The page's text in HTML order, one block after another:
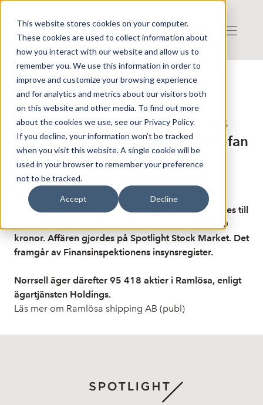
This website stores cookies on your computer.
These cookies are used to collect information about
how you interact with our website and allow us to
remember you. We use this information in order to
improve and customize your browsing experience
and for analytics and metrics about our visitors both
on this website and other media. To find out more
about the cookies we use, see our Privacy Policy.
If you decline, your information won’t be tracked
when you visit this website. A single cookie will be
used in your browser to remember your preference
not to be tracked.
Accept Decline
Publicerat: 2025-08-26 16:33:37
Detta är en nyhet från nyhetsbyrån FinwireDisclaimer
Finwire om Ramlösa shipping AB
(publ): Ramlösa Shippings vd Stefan
Norrsell gör ett mindre aktieköp
Ramlösa Shippings vd Stefan Norrsell har den 26
augusti köpt 1 800 aktier i bolaget. Aktierna köptes till
kursen 23,44 kronor per aktie, en affär på 42 200
kronor. Affären gjordes på Spotlight Stock Market. Det
framgår av Finansinspektionens insynsregister.
Norrsell äger därefter 95 418 aktier i Ramlösa, enligt
ägartjänsten Holdings.
Läs mer om Ramlösa shipping AB (publ)